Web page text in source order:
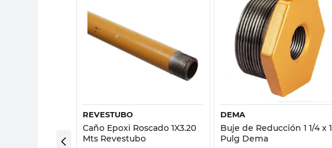
Vista rápida
REVESTUBO
Caño Epoxi Roscado 1X3.20
Mts Revestubo
Vista rápida
DEMA
Buje de Reducción 1 1/4 x 1
Pulg Dema